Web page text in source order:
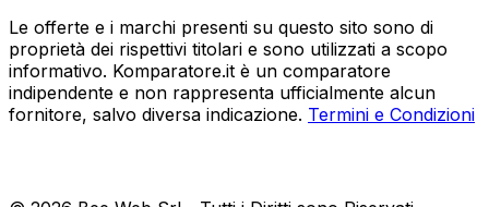
Le offerte e i marchi presenti su questo sito sono di
proprietà dei rispettivi titolari e sono utilizzati a scopo
informativo. Komparatore.it è un comparatore
indipendente e non rappresenta ufficialmente alcun
fornitore, salvo diversa indicazione. Termini e Condizioni